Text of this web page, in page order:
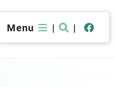
Menu | |